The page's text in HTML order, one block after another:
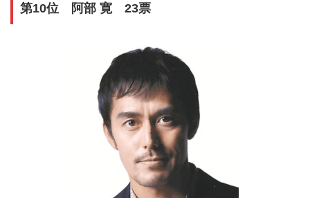
第10位 阿部 寛 23票